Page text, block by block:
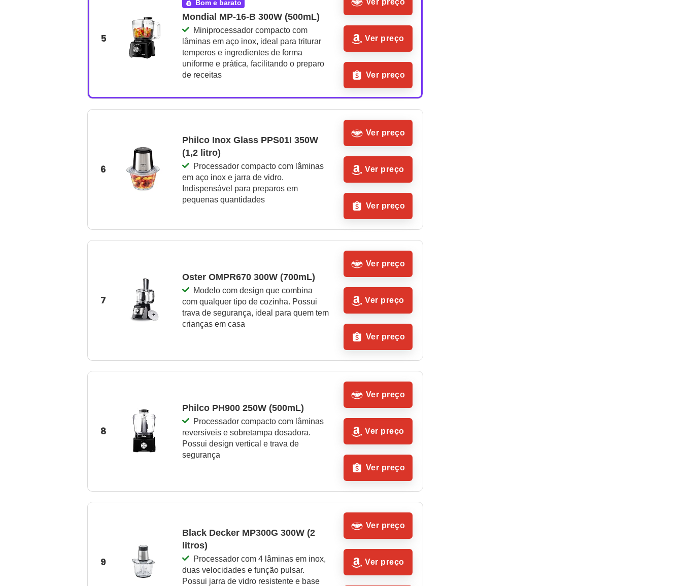
5
bom e barato
Mondial MP-16-B 300W (500mL)
Miniprocessador compacto com
lâminas em aço inox, ideal para triturar
temperos e ingredientes de forma
uniforme e prática, facilitando o preparo
de receitas
Ver preço
Ver preço
Ver preço
6
Philco Inox Glass PPS01I 350W
(1,2 litro)
Processador compacto com lâminas
em aço inox e jarra de vidro.
Indispensável para preparos em
pequenas quantidades
Ver preço
Ver preço
Ver preço
7
Oster OMPR670 300W (700mL)
Modelo com design que combina
com qualquer tipo de cozinha. Possui
trava de segurança, ideal para quem tem
crianças em casa
Ver preço
Ver preço
Ver preço
8
Philco PH900 250W (500mL)
Processador compacto com lâminas
reversíveis e sobretampa dosadora.
Possui design vertical e trava de
segurança
Ver preço
Ver preço
Ver preço
9
Black Decker MP300G 300W (2
litros)
Processador com 4 lâminas em inox,
duas velocidades e função pulsar.
Possui jarra de vidro resistente e base
Ver preço
Ver preço